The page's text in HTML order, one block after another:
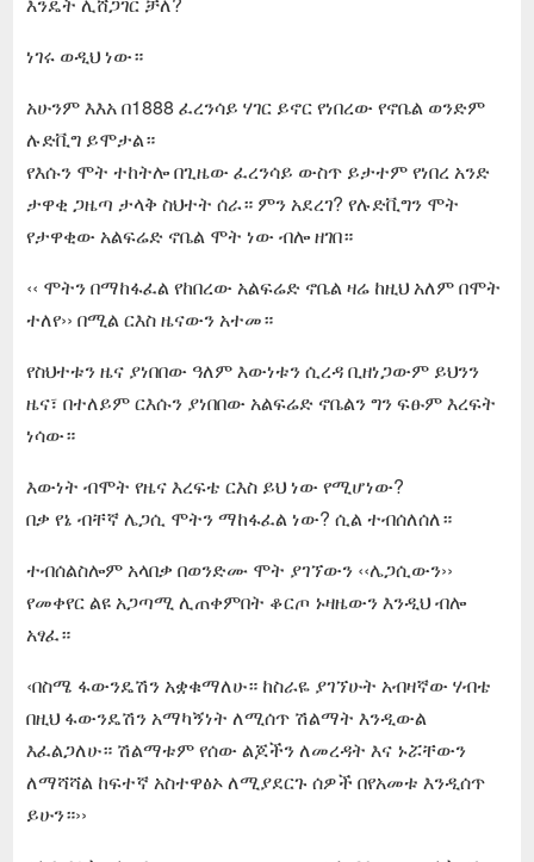
ነገሩ ወዲህ ነው።
አሁንም እእአ በ1888 ፈረንሳይ ሃገር ይኖር የነበረው የኖቤል ወንድም
ሉድቪግ ይሞታል።
የእሱን ሞት ተከትሎ በጊዜው ፈረንሳይ ውስጥ ይታተም የነበረ አንድ
ታዋቂ ጋዜጣ ታላቅ ስህተት ሰራ። ምን አደረገ? የሉድቪግን ሞት
የታዋቂው አልፍሬድ ኖቤል ሞት ነው ብሎ ዘገበ።
‹‹ ሞትን በማከፋፈል የከበረው አልፍሬድ ኖቤል ዛሬ ከዚህ አለም በሞት
ተለየ›› በሚል ርእስ ዜናውን አተመ።
የስህተቱን ዜና ያነበበው ዓለም እውነቱን ሲረዳ ቢዘነጋውም ይህንን
ዜና፣ በተለይም ርእሱን ያነበበው አልፍሬድ ኖቤልን ግን ፍፁም እረፍት
ነሳው።
እውነት ብሞት የዜና እረፍቴ ርእስ ይህ ነው የሚሆነው?
በቃ የኔ ብቸኛ ሌጋሲ ሞትን ማከፋፈል ነው? ሲል ተብሰለሰለ።
ተብሰልስሎም አላበቃ በወንድሙ ሞት ያገኘውን ‹‹ሌጋሲውን››
የመቀየር ልዩ አጋጣሚ ሊጠቀምበት ቆርጦ ኑዛዜውን እንዲህ ብሎ
አፃፈ።
‹በስሜ ፋውንዴሽን አቋቁማለሁ። ከስራዬ ያገኘሁት አብዛኛው ሃብቴ
በዚህ ፋውንዴሽን አማካኝነት ለሚሰጥ ሽልማት እንዲውል
እፈልጋለሁ። ሽልማቱም የሰው ልጆችን ለመረዳት እና ኑሯቸውን
ለማሻሻል ከፍተኛ አስተዋፅኦ ለሚያደርጉ ሰዎች በየአመቱ እንዲሰጥ
ይሁን።››